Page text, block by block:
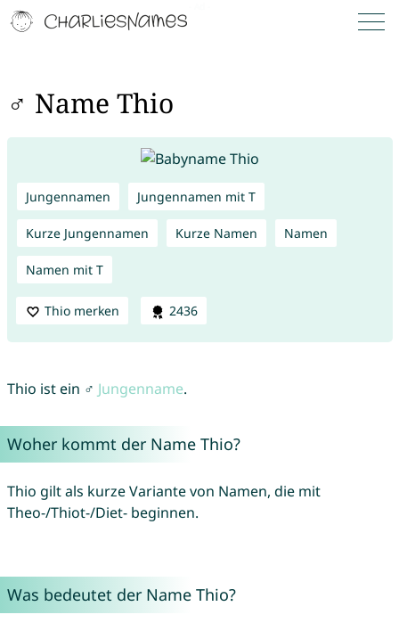
♂ Name Thio
Jungennamen Jungennamen mit T
Kurze Jungennamen Kurze Namen Namen
Namen mit T
Thio merken 2436
Thio ist ein ♂ Jungenname.
Woher kommt der Name Thio?
Thio gilt als kurze Variante von Namen, die mit
Theo-/Thiot-/Diet- beginnen.
Was bedeutet der Name Thio?